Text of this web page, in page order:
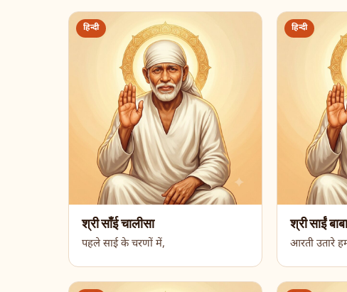
हिन्दी
श्री साँई चालीसा
पहले साई के चरणों में,
हिन्दी
श्री साईं
आरती उतारे हम